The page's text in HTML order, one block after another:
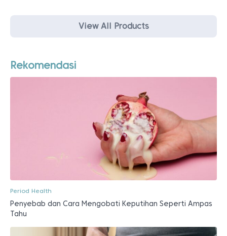
View All Products
Rekomendasi
Period Health
Penyebab dan Cara Mengobati Keputihan Seperti Ampas
Tahu